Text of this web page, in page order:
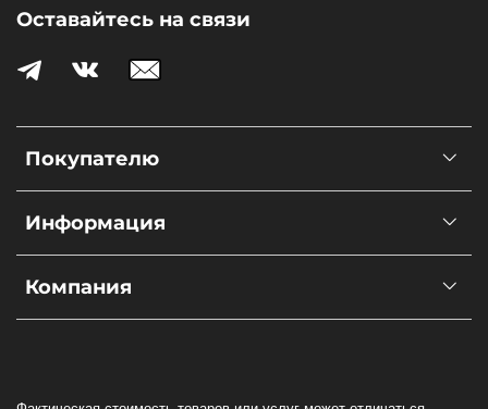
Покупателю
Информация
Компания
Оставайтесь на связи